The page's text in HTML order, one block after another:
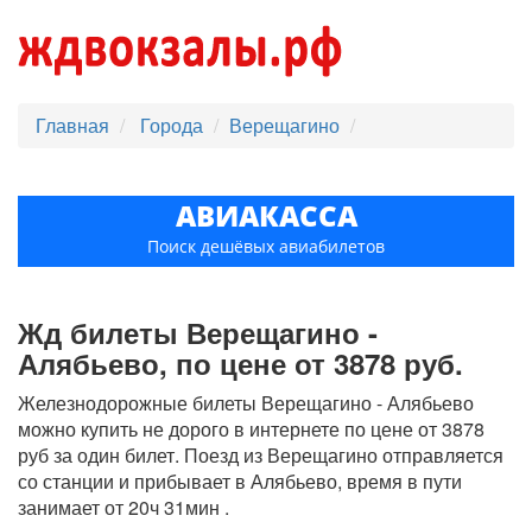
Главная Города Верещагино
АВИАКАССА
Поиск дешёвых авиабилетов
Жд билеты Верещагино -
Алябьево, по цене от 3878 руб.
Железнодорожные билеты Верещагино - Алябьево
можно купить не дорого в интернете по цене от 3878
руб за один билет. Поезд из Верещагино отправляется
со станции и прибывает в Алябьево, время в пути
занимает от 20ч 31мин .